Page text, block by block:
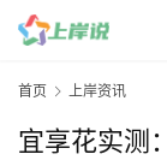
首页 上岸资讯
宜享花实测